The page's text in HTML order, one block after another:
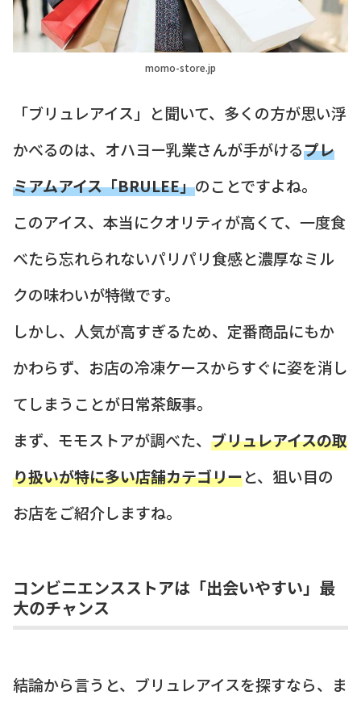
momo-store.jp
「ブリュレアイス」と聞いて、多くの方が思い浮
かべるのは、オハヨー乳業さんが手がけるプレ
ミアムアイス「BRULEE」のことですよね。
このアイス、本当にクオリティが高くて、一度食
べたら忘れられないパリパリ食感と濃厚なミル
クの味わいが特徴です。
しかし、人気が高すぎるため、定番商品にもか
かわらず、お店の冷凍ケースからすぐに姿を消し
てしまうことが日常茶飯事。
まず、モモストアが調べた、 ブリュレアイスの取
り扱いが特に多い店舗カテゴリーと、狙い目の
お店をご紹介しますね。
コンビニエンスストアは「出会いやすい」最
大のチャンス
結論から言うと、ブリュレアイスを探すなら、ま